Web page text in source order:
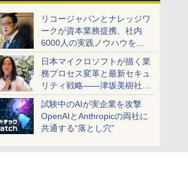
リコージャパンとナレッジワ
ークが資本業務提携、社内
6000人の実践ノウハウを生
かした「AI商談記録 for
RICOH」を展開へ
日本マイクロソフトが描く業
務プロセス変革と最新セキュ
リティ戦略――津坂美樹社長
が2027年度戦略を説明
試験中のAIが実企業を攻撃
OpenAIとAnthropicの両社に
共通する“落とし穴”